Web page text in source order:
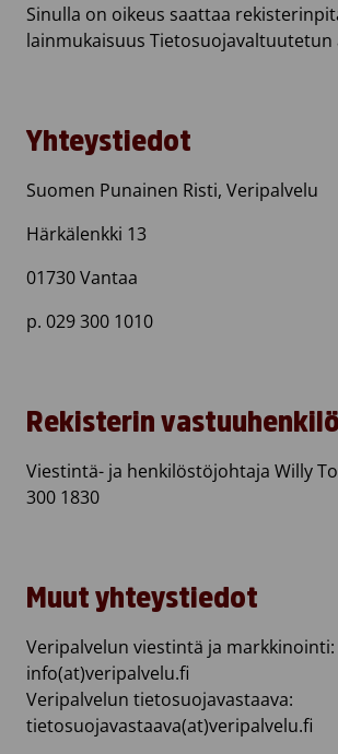
Sinulla on oikeus saattaa
lainmukaisuus Tietosuojavaltuutetun
Yhteystiedot
Suomen Punainen Risti, Veripalvelu
Härkälenkki 13
01730 Vantaa
p. 029 300 1010
Rekisterin vastuuhenkilö
Viestintä- ja henkilöstöjohtaja Willy
300 1830
Muut yhteystiedot
Veripalvelun viestintä ja markkinointi:
info(at)veripalvelu.fi
Veripalvelun tietosuojavastaava:
tietosuojavastaava(at)veripalvelu.fi